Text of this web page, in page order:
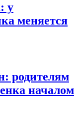
у
меняется
родителям
началом